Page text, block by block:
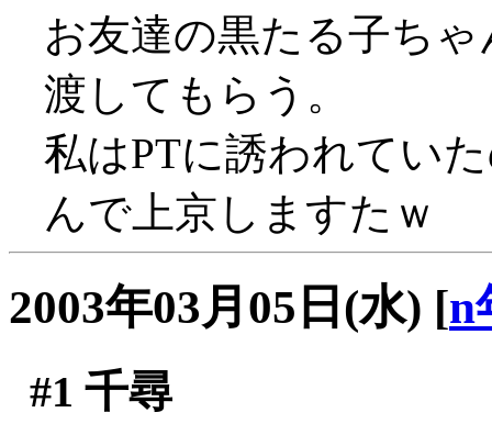
お友達の黒たる子ち
渡してもらう。
私はPTに誘われてい
んで上京しますたｗ
2003年03月05日(水) [n
#1 千尋